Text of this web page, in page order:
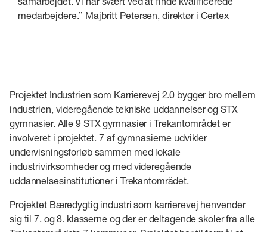
medarbejdere.” Majbritt Petersen, direktør i Certex
Projektet Industrien som Karrierevej 2.0 bygger bro mellem
industrien, videregående tekniske uddannelser og STX
gymnasier. Alle 9 STX gymnasier i Trekantområdet er
involveret i projektet. 7 af gymnasierne udvikler
undervisningsforløb sammen med lokale
industrivirksomheder og med videregående
uddannelsesinstitutioner i Trekantområdet.
Projektet Bæredygtig industri som karrierevej henvender
sig til 7. og 8. klasserne og der er deltagende skoler fra alle